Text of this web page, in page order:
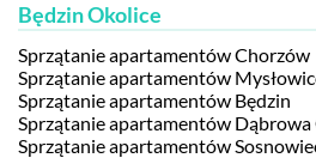
Będzin Okolice
Sprzątanie apartamentów Chorzów
Sprzątanie apartamentów
Sprzątanie apartamentów Będzin
Sprzątanie apartamentów Dąbrowa
Sprzątanie apartamentów